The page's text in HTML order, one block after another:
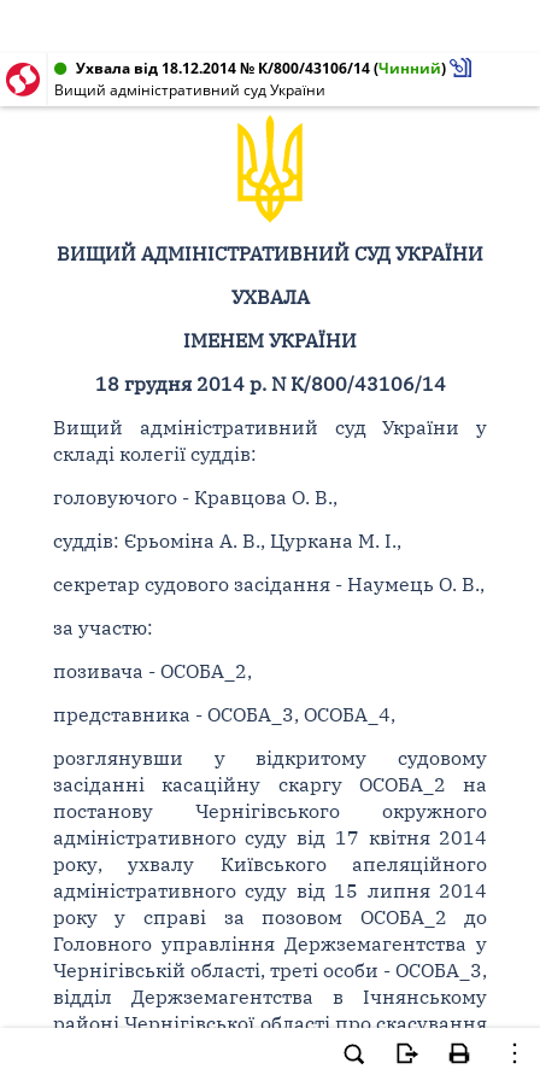
Ухвала від 18.12.2014 № К/800/43106/14(Чинний)
Вищий адміністративний суд України
ВИЩИЙ АДМІНІСТРАТИВНИЙ СУД УКРАЇНИ
УХВАЛА
ІМЕНЕМ УКРАЇНИ
18 грудня 2014 р. N К/800/43106/14
Вищий адміністративний суд України у
складі колегії суддів:
головуючого - Кравцова О. В.,
суддів: Єрьоміна А. В., Цуркана М. І.,
секретар судового засідання - Наумець О. В.,
за участю:
позивача - ОСОБА_2,
представника - ОСОБА_3, ОСОБА_4,
розглянувши у відкритому судовому
засіданні касаційну скаргу ОСОБА_2 на
постанову Чернігівського окружного
адміністративного суду від 17 квітня 2014
року, ухвалу Київського апеляційного
адміністративного суду від 15 липня 2014
року у справі за позовом ОСОБА_2 до
Головного управління Держземагентства у
Чернігівській області, треті особи - ОСОБА_3,
відділ Держземагентства в Ічнянському
районі Чернігівської області про скасування